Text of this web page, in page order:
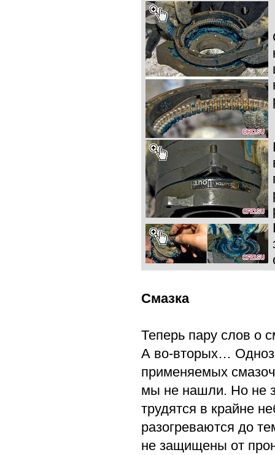
Смазка
Теперь пару слов о
А во-вторых…
применяемых
мы не нашли. Но не
трудятся в крайне
разогреваются до
не защищены от